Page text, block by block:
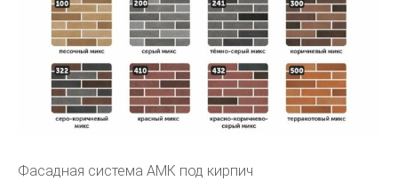
Фасадная система АМК под кирпич